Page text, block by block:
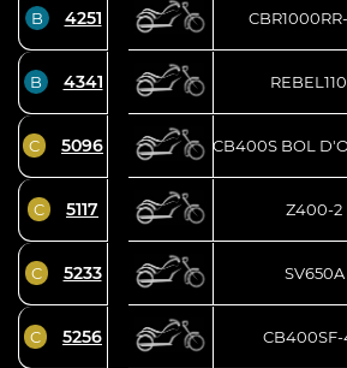
B 4251
B 4341
C 5096 CB400S BOL
C 5117 Z400-2
C 5233 SV650A
C 5256 CB400SF-